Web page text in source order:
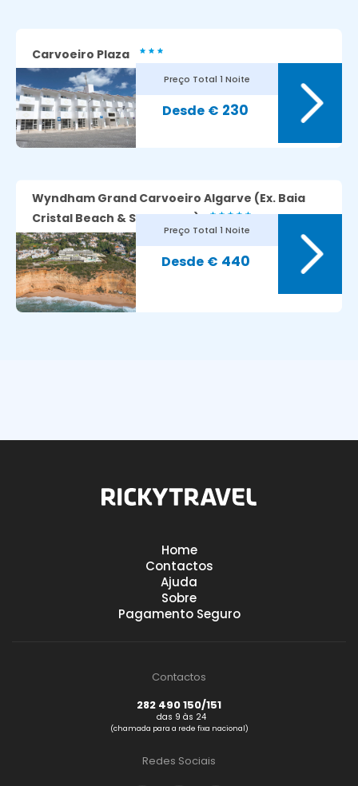
Avaliação dos nossos clientes:8
Carvoeiro Plaza
Preço Total 1 Noite
€ 230
Wyndham Grand Carvoeiro Algarve (Ex. Baia
Cristal Beach & SPA Resort)
Preço Total 1 Noite
€ 440
Home
Contactos
Ajuda
Sobre
Pagamento Seguro
Contactos
282 490 150/151
das 9 às 24
(chamada para a rede fixa nacional)
Redes Sociais